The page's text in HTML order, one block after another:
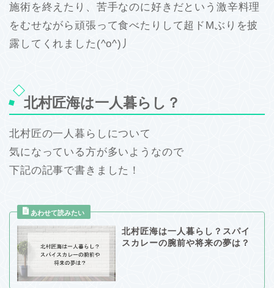
施術を終えたり、苦手なのに好きだという激辛料理
をむせながら頑張って食べたりして超ドMぶりを披
露してくれました(^o^)丿
北村匠海は一人暮らし？
北村匠の一人暮らしについて
気になっている方が多いようなので
下記の記事で書きました！
北村匠海は一人暮らし？スパイ
スカレーの腕前や将来の夢は？